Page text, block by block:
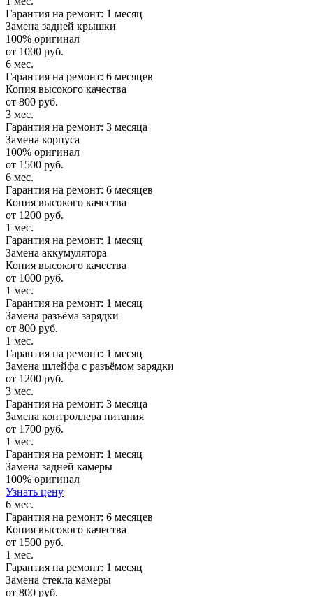
Гарантия на ремонт: 1 месяц
Замена задней крышки
100% оригинал
от 1000 руб.
6 мес.
Гарантия на ремонт: 6 месяцев
Копия высокого качества
от 800 руб.
3 мес.
Гарантия на ремонт: 3 месяца
Замена корпуса
100% оригинал
от 1500 руб.
6 мес.
Гарантия на ремонт: 6 месяцев
Копия высокого качества
от 1200 руб.
1 мес.
Гарантия на ремонт: 1 месяц
Замена аккумулятора
Копия высокого качества
от 1000 руб.
1 мес.
Гарантия на ремонт: 1 месяц
Замена разъёма зарядки
от 800 руб.
1 мес.
Гарантия на ремонт: 1 месяц
Замена шлейфа с разъёмом зарядки
от 1200 руб.
3 мес.
Гарантия на ремонт: 3 месяца
Замена контроллера питания
от 1700 руб.
1 мес.
Гарантия на ремонт: 1 месяц
Замена задней камеры
100% оригинал
Узнать цену
6 мес.
Гарантия на ремонт: 6 месяцев
Копия высокого качества
от 1500 руб.
1 мес.
Гарантия на ремонт: 1 месяц
Замена стекла камеры
от 800 руб.